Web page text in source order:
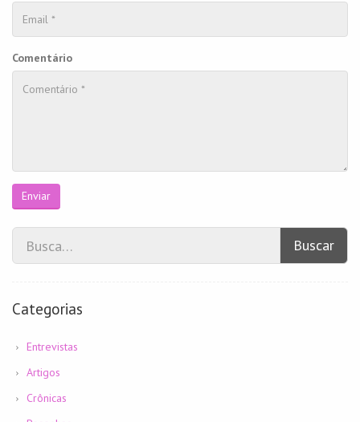
Comentário
Enviar
Buscar
Categorias
Entrevistas
Artigos
Crônicas